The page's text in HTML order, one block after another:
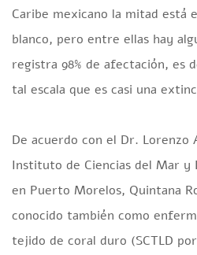
Caribe mexicano la mitad está
blanco, pero entre ellas hay
registra 98% de afectación, es
tal escala que es casi una
De acuerdo con el Dr. Lorenzo
Instituto de Ciencias del Mar y
en Puerto Morelos, Quintana
conocido también como
tejido de coral duro (SCTLD